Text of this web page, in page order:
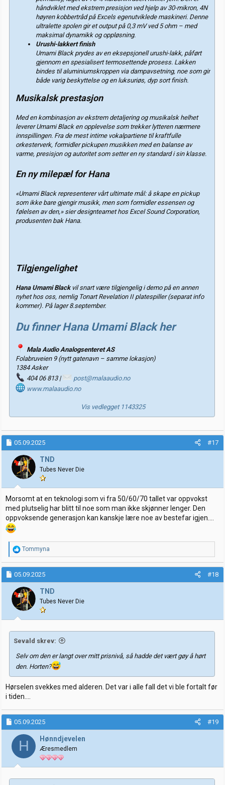
håndviklet med ekstrem presisjon ved hjelp av 30-mikron, 4N
høyren kobbertråd på Excels egenutviklede maskineri. Denne
ultralette spolen gir et output på 0,3 mV ved 5 ohm – med
maksimal dynamikk og oppløsning.
Urushi-lakkert finish
Umami Black prydes av en eksepsjonell urushi-lakk, påført
gjennom en spesialisert termosettende prosess. Lakken
bindes til aluminiumskroppen via dampavsetning, noe som gir
både varig beskyttelse og en luksuriøs, dyp sort finish.
Musikalsk prestasjon
Med en kombinasjon av ekstrem detaljering og musikalsk helhet
leverer Umami Black en opplevelse som trekker lytteren nærmere
innspillingen. Fra de mest intime vokalpartiene til kraftfulle
orkesterverk, formidler pickupen musikken med en balanse av
varme, presisjon og autoritet som setter en ny standard i sin klasse.
En ny milepæl for Hana
«Umami Black representerer vårt ultimate mål: å skape en pickup
som ikke bare gjengir musikk, men som formidler essensen og
følelsen av den,» sier designteamet hos Excel Sound Corporation,
produsenten bak Hana.
Tilgjengelighet
Hana Umami Blackvil snart være tilgjengelig i demo på en annen
nyhet hos oss, nemlig Tonart Revelation II platespiller (separat info
kommer). På lager 8.september.
Du finner Hana Umami Black her
Mala Audio Analogsenteret AS
Folabruveien 9 (nytt gatenavn – samme lokasjon)
1384 Asker
404 06 813 |
post@malaaudio.no
www.malaaudio.no
Vis vedlegget 1143325
05.09.2025 #17
TND
Tubes Never Die
Morsomt at en teknologi som vi fra 50/60/70 tallet var oppvokst
med plutselig har blitt til noe som man ikke skjønner lenger. Den
oppvoksende generasjon kan kanskje lære noe av bestefar igjen....
R
e
a
k
j
o
n
e
r
Tommyna
05.09.2025 #18
TND
Tubes Never Die
Sevald skrev:
Selv om den er langt over mitt prisnivå, så hadde det vært gøy å hørt
den. Horten?
Hørselen svekkes med alderen. Det var i alle fall det vi ble fortalt før
i tiden....
05.09.2025 #19
H Hønndjevelen
Æresmedlem